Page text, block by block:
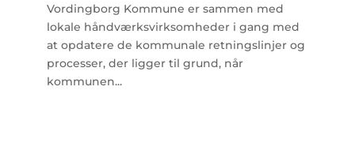
Vordingborg Kommune er sammen med
lokale håndværksvirksomheder i gang med
at opdatere de kommunale retningslinjer og
processer, der ligger til grund, når
kommunen...